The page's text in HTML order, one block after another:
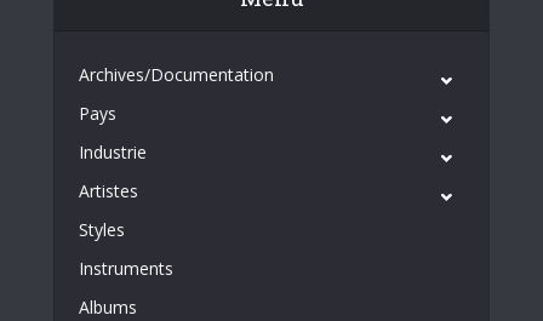
Archives/Documentation
Pays
Industrie
Artistes
Styles
Instruments
Albums